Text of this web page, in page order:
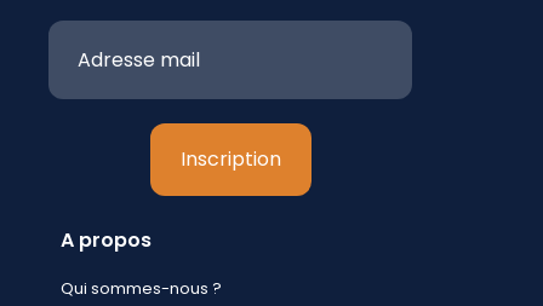
A propos
Qui sommes-nous ?